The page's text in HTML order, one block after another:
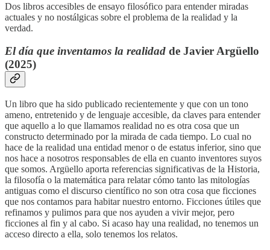
Dos libros accesibles de ensayo filosófico para entender miradas
actuales y no nostálgicas sobre el problema de la realidad y la
verdad.
El día que inventamos la realidad de Javier Argüello
(2025)
Un libro que ha sido publicado recientemente y que con un tono
ameno, entretenido y de lenguaje accesible, da claves para entender
que aquello a lo que llamamos realidad no es otra cosa que un
constructo determinado por la mirada de cada tiempo. Lo cual no
hace de la realidad una entidad menor o de estatus inferior, sino que
nos hace a nosotros responsables de ella en cuanto inventores suyos
que somos. Argüello aporta referencias significativas de la Historia,
la filosofía o la matemática para relatar cómo tanto las mitologías
antiguas como el discurso científico no son otra cosa que ficciones
que nos contamos para habitar nuestro entorno. Ficciones útiles que
refinamos y pulimos para que nos ayuden a vivir mejor, pero
ficciones al fin y al cabo. Si acaso hay una realidad, no tenemos un
acceso directo a ella, solo tenemos los relatos.